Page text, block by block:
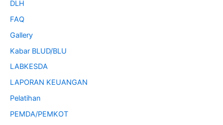
DLH
FAQ
Gallery
Kabar BLUD/BLU
LABKESDA
LAPORAN KEUANGAN
Pelatihan
PEMDA/PEMKOT